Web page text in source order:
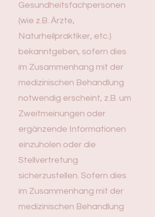
Gesundheitsfachpersonen
(wie z.B. Ärzte,
Naturheilpraktiker, etc.)
bekanntgeben, sofern dies
im Zusammenhang mit der
medizinischen Behandlung
notwendig erscheint, z.B. um
Zweitmeinungen oder
ergänzende Informationen
einzuholen oder die
Stellvertretung
sicherzustellen. Sofern dies
im Zusammenhang mit der
medizinischen Behandlung